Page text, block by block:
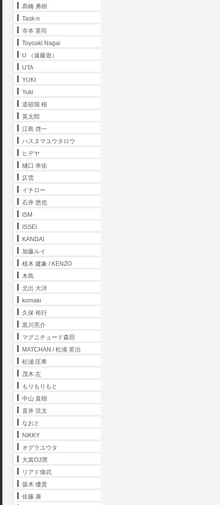
髙橋 勇樹
Task-n
寺本 英司
Toyoaki Nagai
U （遠藤遊）
UTA
YUKI
Yuki
道頓堀 桜
英太郎
江島 啓一
ハスヌマユウタロウ
ヒデヤ
樋口 幸佑
仄雲
イチロー
石井 悠也
ISM
ISSEI
KANDAI
加藤ルイ
植木 建象 / KENZO
木島
北出 大洋
komaki
久保 裕行
黒川亮介
マグニチュード森田
MATCHAN / 松浦 英治
松浦 匡希
茂木 左
もりもりもと
中山 直樹
直井 弦太
なおと
NIKKY
オグラユウタ
大嵩OJ潤
リアド偉武
坂木 優貴
佐藤 康